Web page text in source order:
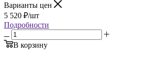
Варианты цен
5 520 ₽/шт
Подробности
В корзину